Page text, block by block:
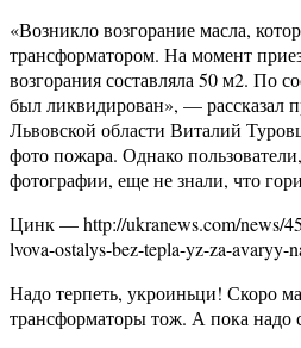
«Возникло возгорание масла,
трансформатором. На момент
возгорания составляла 50 м2. По
был ликвидирован», — рассказал
Львовской области Виталий
фото пожара. Однако
фотографии, еще не знали, что
Цинк — http://ukranews.com/news/
lvova-ostalys-bez-tepla-yz-za-avaryy-
Надо терпеть, укроиньци! Скоро
трансформаторы тож. А пока надо